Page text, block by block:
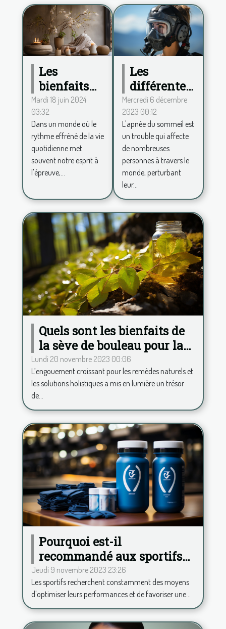
Les
bienfaits
de la
décoration
zen pour
un espace
de vie
apaisant
Mardi 18 juin 2024
03:32
Dans un monde où le
rythme effréné de la vie
quotidienne met
souvent notre esprit à
l'épreuve,...
Les
différentes
formes
d'apnée du
sommeil
Mercredi 6 décembre
2023 00:12
L'apnée du sommeil est
un trouble qui affecte
de nombreuses
personnes à travers le
monde, perturbant
leur...
Quels sont les bienfaits de
la sève de bouleau pour la
santé ?
Lundi 20 novembre 2023 00:06
L’engouement croissant pour les remèdes naturels et
les solutions holistiques a mis en lumière un trésor
de...
Pourquoi est-il
recommandé aux sportifs
de consommer de la
phycocyanine ?
Jeudi 9 novembre 2023 23:26
Les sportifs recherchent constamment des moyens
d'optimiser leurs performances et de favoriser une...